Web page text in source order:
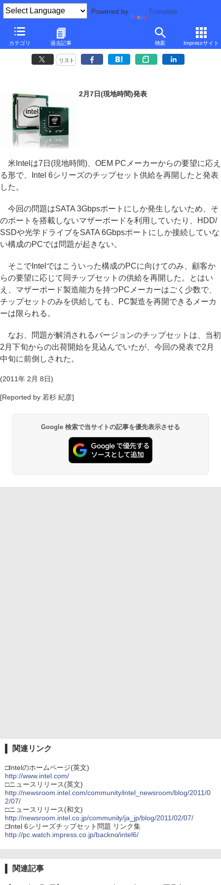
Powered by Translate
カテゴリ 過去記事 検索 Impressサイト
Intel、顧客からの要望を受けOEM PC向けにのみ6シリーズを出荷再開
～対策バージョンのチップは2月中旬に出荷開始
リスト
2月7日(現地時間)発表
米Intelは7日(現地時間)、OEM PCメーカーからの要望に応え
る形で、Intel 6シリーズのチップセット供給を再開したと発表
した。
今回の問題はSATA 3Gbpsポートにしか発生しないため、そ
のポートを搭載しないマザーボードを利用していたり、HDD/
SSDや光学ドライブをSATA 6Gbpsポートにしか接続していな
い構成のPCでは問題が起きない。
そこでIntelではこういった構成のPCに向けてのみ、顧客か
らの要望に応じて同チップセットの供給を再開した。とはい
え、マザーボード製造能力を持つPCメーカーはごく少数で、
チップセットのみを供給しても、PC製造を再開できるメーカ
ーは限られる。
なお、問題が解消されるバージョンのチップセットは、当初
2月下旬からの出荷開始を見込んでいたが、今回の発表で2月
中旬に前倒しされた。
(2011年 2月 8日)
[Reported by 若杉 紀彦]
Google 検索で当サイトの記事を優先表示させる
関連リンク
□Intelのホームページ(英文)
http://www.intel.com/
□ニュースリリース(英文)
http://newsroom.intel.com/community/intel_newsroom/blog/2011/0
2/07/
□ニュースリリース(和文)
http://newsroom.intel.co.jp/community/ja_jp/blog/2011/02/07/
□Intel 6シリーズチップセット問題 リンク集
http://pc.watch.impress.co.jp/backno/intel6/
関連記事